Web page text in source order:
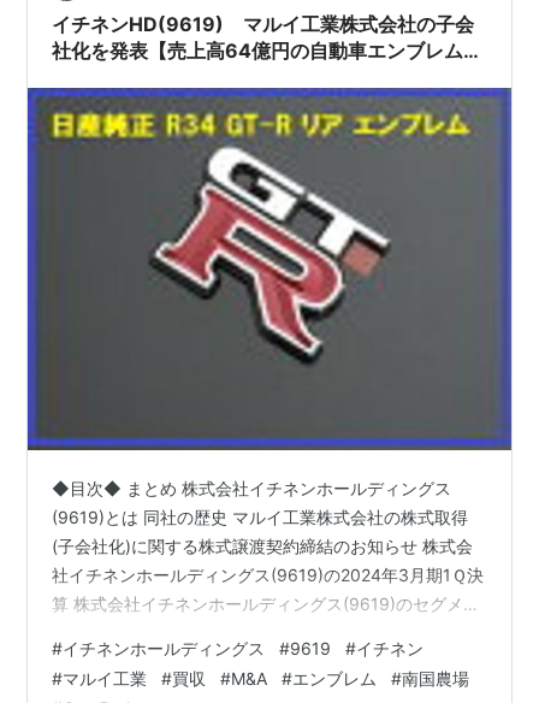
イチネンHD(9619) マルイ工業株式会社の子会
社化を発表【売上高64億円の自動車エンブレム製
◆目次◆ まとめ 株式会社イチネンホールディングス
(9619)とは 同社の歴史 マルイ工業株式会社の株式取得
(子会社化)に関する株式譲渡契約締結のお知らせ 株式会
社イチネンホールディングス(9619)の2024年3月期1Ｑ決
算 株式会社イチネンホールディングス(9619)のセグメン
グ事業 機械工具販売事業 合成樹脂事業 その他事業 株式
会社イチネンホールディングス(9619)の業績予想・進捗
#イチネンホールディングス #9619 #イチネン
#マルイ工業 #買収 #M&A #エンブレム #南国農場